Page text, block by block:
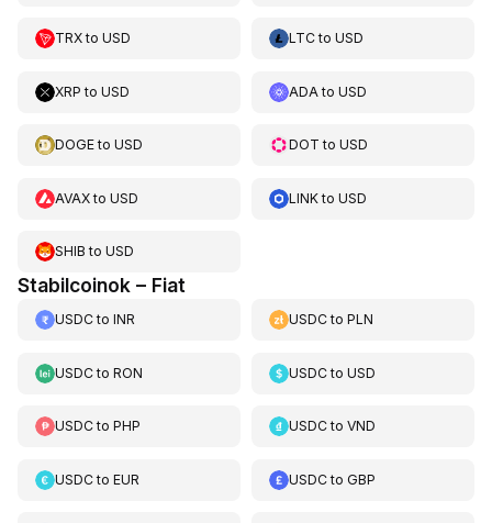
TRXto USD LTCtoUSD
XRP to USD ADA toUSD
DOGEto USD DOT toUSD
AVAXto USD LINKtoUSD
SHIB to USD
Stabilcoinok – Fiat
USDCto INR USDCtoPLN
USDCto RON USDCtoUSD
USDCto PHP USDCtoVND
USDCto EUR USDCtoGBP